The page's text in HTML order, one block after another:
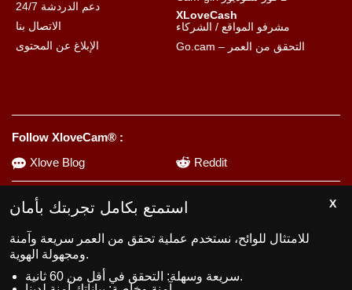
استمتع بكامل تجربتك بأمان
للامتثال للوائح، نستخدم عملية تحقق من العمر سريعة وآمنة
ومجهولة الهوية.
سريعة وسهلة: التحقق في أقل من 60 ثانية.
دعم الدردشة 24/7
الاتصال بنا
الإبلاغ عن المحتوى
XLoveCash
مشرفو المواقع / الشركاء
Go.cam – التحقق من العمر
Follow XloveCam® :
Xlove Blog
Reddit